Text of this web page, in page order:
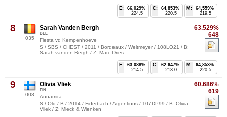
M:
64,559%
219.5
C:
64,853%
220.5
E:
66,029%
224.5
8
035
63.529%
648
Sarah Vanden Bergh
BEL
Fiesta vd Kempenhoeve
S / SBS / CHEST / 2011 / Bordeaux / Weltmeyer / 108LO21 / B:
Sarah vanden Bergh / Z: Marc Dries
M:
64,853%
220.5
C:
62,647%
213.0
E:
63,088%
214.5
9
008
60.686%
619
Olivia Vliek
FIN
Annamira
S / Old / B / 2014 / Fiderbach / Argentinus / 107DP99 / B: Olivia
Vliek / Z: Mieck & Wienken